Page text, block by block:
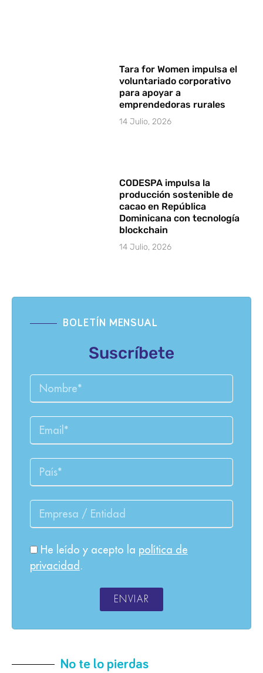
Tara for Women impulsa el
voluntariado corporativo
para apoyar a
emprendedoras rurales
14 Julio, 2026
CODESPA impulsa la
producción sostenible de
cacao en República
Dominicana con tecnología
blockchain
14 Julio, 2026
BOLETÍN MENSUAL
Suscríbete
He leído y acepto la política de
privacidad .
ENVIAR
No te lo pierdas